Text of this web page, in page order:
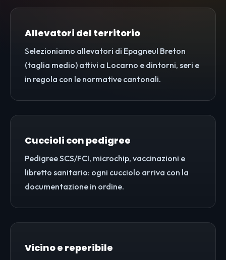
Allevatori del territorio
Selezioniamo allevatori di Epagneul Breton
(taglia medio) attivi a Locarno e dintorni, seri e
in regola con le normative cantonali.
Cuccioli con pedigree
Pedigree SCS/FCI, microchip, vaccinazioni e
libretto sanitario: ogni cucciolo arriva con la
documentazione in ordine.
Vicino e reperibile